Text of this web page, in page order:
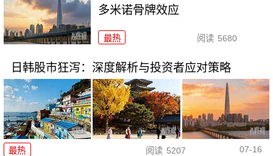
多米诺骨牌效应
最热 阅读 5680
日韩股市狂泻：深度解析与投资者应对策略
最热 阅读 5207 07-16